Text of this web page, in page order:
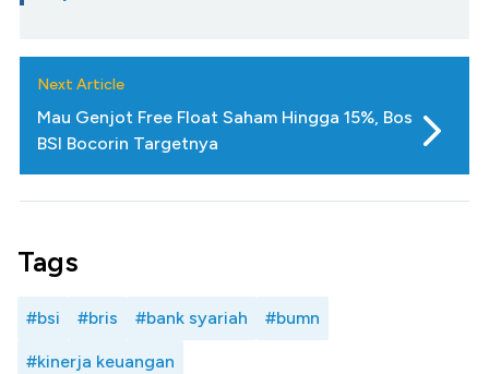
Next Article
Mau Genjot Free Float Saham Hingga 15%, Bos
BSI Bocorin Targetnya
Tags
#bsi #bris #bank syariah #bumn
#kinerja keuangan